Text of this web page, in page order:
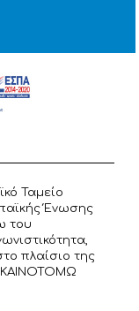
Ταμείο
Ένωσης
του
πλαίσιο της
ΚΑΙΝΟΤΟΜΩ